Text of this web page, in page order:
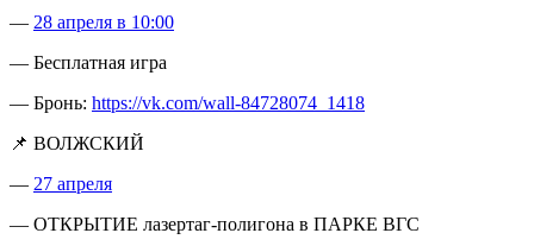
— 28 апреля в 10:00
— Бесплатная игра
— Бронь: https://vk.com/wall-84728074_1418
📌 ВОЛЖСКИЙ
— 27 апреля
— ОТКРЫТИЕ лазертаг-полигона в ПАРКЕ ВГС